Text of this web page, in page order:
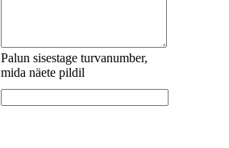
Palun sisestage turvanumber,
mida näete pildil